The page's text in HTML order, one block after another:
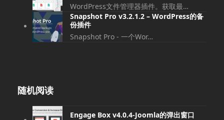
WordPress文件管理器插件。获取最…
Snapshot Pro v3.2.1.2 – WordPress的备
份插件
Snapshot Pro - 一个Wor…
随机阅读
Engage Box v4.0.4-Joomla的弹出窗口